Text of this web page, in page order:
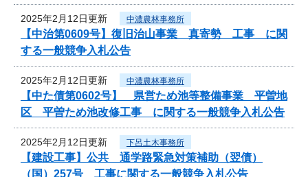
2025年2月12日更新 中濃農林事務所
【中治第0609号】復旧治山事業 真寄勢 工事 に関
する一般競争入札公告
2025年2月12日更新 中濃農林事務所
【中た債第0602号】 県営ため池等整備事業 平曽地
区 平曽ため池改修工事 に関する一般競争入札公告
2025年2月12日更新 下呂土木事務所
【建設工事】公共 通学路緊急対策補助（翌債）
（国）257号 工事に関する一般競争入札公告